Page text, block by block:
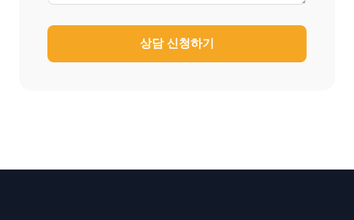
상담 신청하기